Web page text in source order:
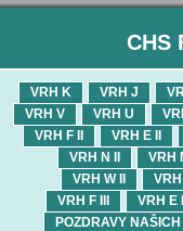
CHS
VRH J
VRH K
VRH U
VRH V
VRH E II
VRH F II
VRH
VRH N II
VRH W II
VRH E
VRH F III
POZDRAVY